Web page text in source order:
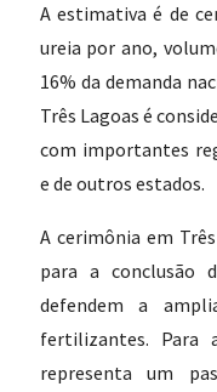
A estimativa é de
ureia por ano,
16% da demanda
Três Lagoas é
com importantes
e de outros estados.
A cerimônia em
para a conclusão
defendem a
fertilizantes. Para
representa um